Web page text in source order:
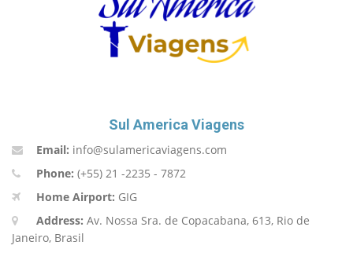
Sul America Viagens
Email: info@sulamericaviagens.com
Phone: (+55) 21 -2235 - 7872
Home Airport: GIG
Address: Av. Nossa Sra. de Copacabana, 613, Rio de
Janeiro, Brasil